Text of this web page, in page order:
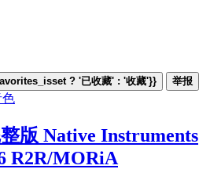
? '已收藏' : '收藏'}} 举报
色
版 Native Instruments
R2R/MORiA